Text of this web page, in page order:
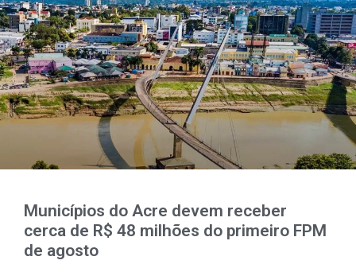
Municípios do Acre devem receber
cerca de R$ 48 milhões do primeiro FPM
de agosto